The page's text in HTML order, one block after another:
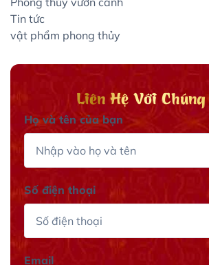
Tin tức
vật phẩm phong thủy
Liên Hệ Với
Họ và tên của bạn
Số điện thoại
Email